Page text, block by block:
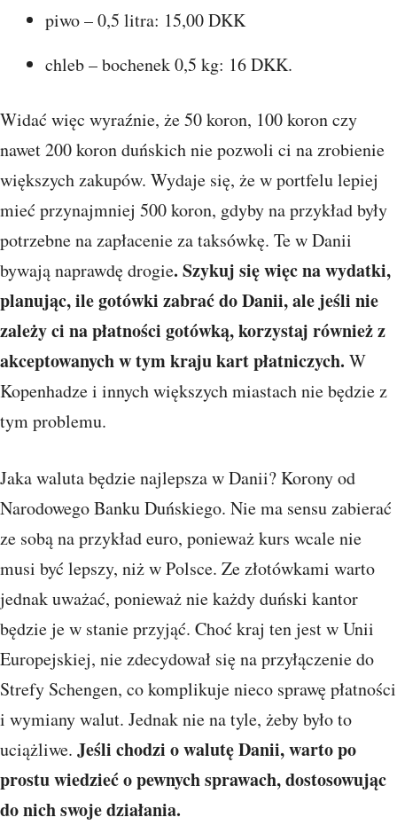
piwo – 0,5 litra: 15,00 DKK
chleb – bochenek 0,5 kg: 16 DKK.
Widać więc wyraźnie, że 50 koron, 100 koron czy
nawet 200 koron duńskich nie pozwoli ci na zrobienie
większych zakupów. Wydaje się, że w portfelu lepiej
mieć przynajmniej 500 koron, gdyby na przykład były
potrzebne na zapłacenie za taksówkę. Te w Danii
bywają naprawdę drogie. Szykuj się więc na wydatki,
planując, ile gotówki zabrać do Danii, ale jeśli nie
zależy ci na płatności gotówką, korzystaj również z
akceptowanych w tym kraju kart płatniczych. W
Kopenhadze i innych większych miastach nie będzie z
tym problemu.
Jaka waluta będzie najlepsza w Danii? Korony od
Narodowego Banku Duńskiego. Nie ma sensu zabierać
ze sobą na przykład euro, ponieważ kurs wcale nie
musi być lepszy, niż w Polsce. Ze złotówkami warto
jednak uważać, ponieważ nie każdy duński kantor
będzie je w stanie przyjąć. Choć kraj ten jest w Unii
Europejskiej, nie zdecydował się na przyłączenie do
Strefy Schengen, co komplikuje nieco sprawę płatności
i wymiany walut. Jednak nie na tyle, żeby było to
uciążliwe. Jeśli chodzi o walutę Danii, warto po
prostu wiedzieć o pewnych sprawach, dostosowując
do nich swoje działania.